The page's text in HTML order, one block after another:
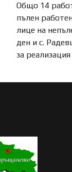
Общо 14
пълен
лице на
ден и с.
за